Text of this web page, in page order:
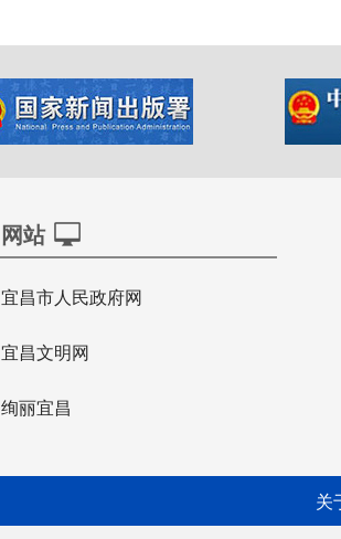
网站
宜昌市人民政府网
宜昌文明网
绚丽宜昌
关